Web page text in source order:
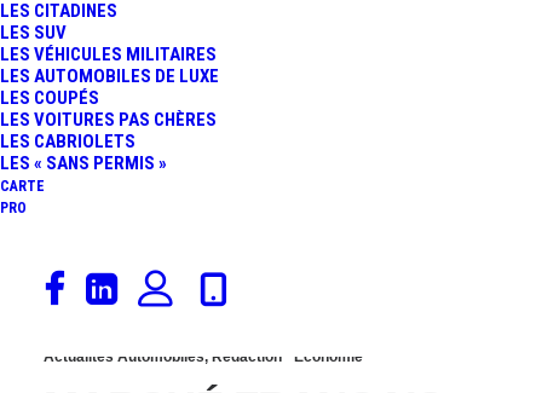
LES CITADINES
LES SUV
LES VÉHICULES MILITAIRES
LES AUTOMOBILES DE LUXE
LES COUPÉS
LES VOITURES PAS CHÈRES
LES CABRIOLETS
LES « SANS PERMIS »
CARTE
PRO
TROMPEUSE DE +40%
EN AOÛT
Actualités Automobiles, Rédaction Économie